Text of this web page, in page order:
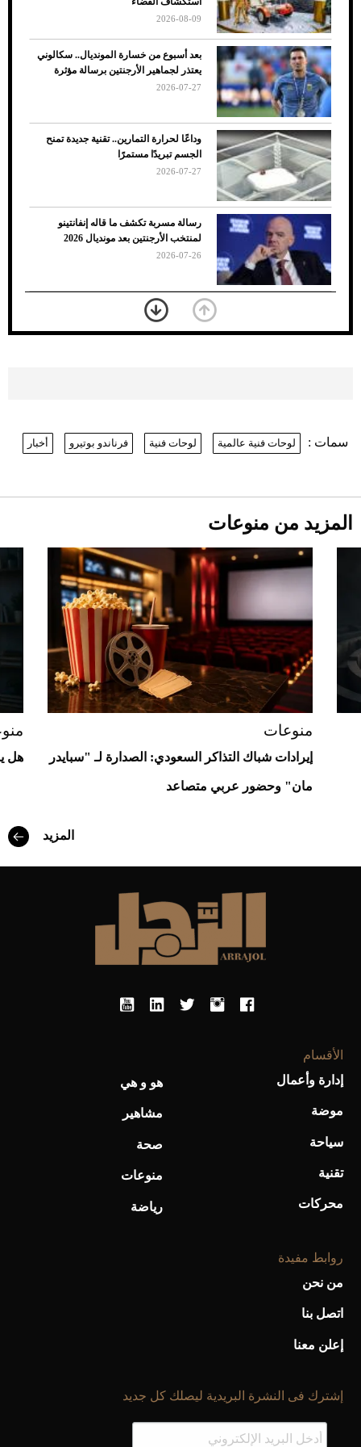
7 نصائح لاختيار لون البنطلون المناسب للقميص
الأسود
أغلى 10 عطور في العالم للرجال تمنحك فخامة
Aston Martin Valiant: على هوى الأبطال
أفضل تدريج للشعر الطويل لإطلالة جريئة وعصرية
2026-08-09
بعد أسبوع من خسارة المونديال.. سكالوني
يعتذر لجماهير الأرجنتين برسالة مؤثرة
2026-07-27
وداعًا لحرارة التمارين.. تقنية جديدة تمنح
الجسم تبريدًا مستمرًا
2026-07-27
رسالة مسربة تكشف ما قاله إنفانتينو
لمنتخب الأرجنتين بعد مونديال 2026
2026-07-26
«الجوازات» تكشف طريقة استخراج رقم
الحدود للزائر عبر أبشر
أقصر يوم في 2026 يقترب.. ماذا يحدث في
دوران الأرض؟
2026-07-25
Comeback" في جدة (فيديو)
2026-07-25
سمات : لوحات فنية عالمية لوحات فنية فرناندو بوتيرو أخبار
المزيد من منوعات
منوعات
إيرادات شباك التذاكر السعودي: الصدارة لـ "سبايدر
مان" وحضور عربي متصاعد
هل
المزيد
الأقسام
إدارة وأعمال
موضة
سياحة
تقنية
محركات
هو و هي
مشاهير
صحة
منوعات
رياضة
روابط مفيدة
من نحن
اتصل بنا
إعلن معنا
إشترك فى النشرة البريدية ليصلك كل جديد